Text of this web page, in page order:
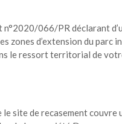
n°2020/066/PR déclarant
zones d’extension du parc
le ressort territorial de
site de recasement